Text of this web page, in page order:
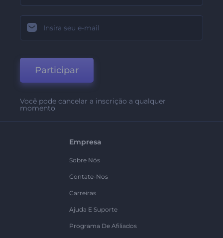
Participar
Você pode cancelar a inscrição a qualquer
momento
Empresa
Sobre Nós
Contate-Nos
Carreiras
Ajuda E Suporte
Programa De Afiliados